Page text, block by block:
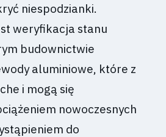
niespodzianki.
weryfikacja stanu
budownictwie
aluminiowe, które z
i mogą się
nowoczesnych
do